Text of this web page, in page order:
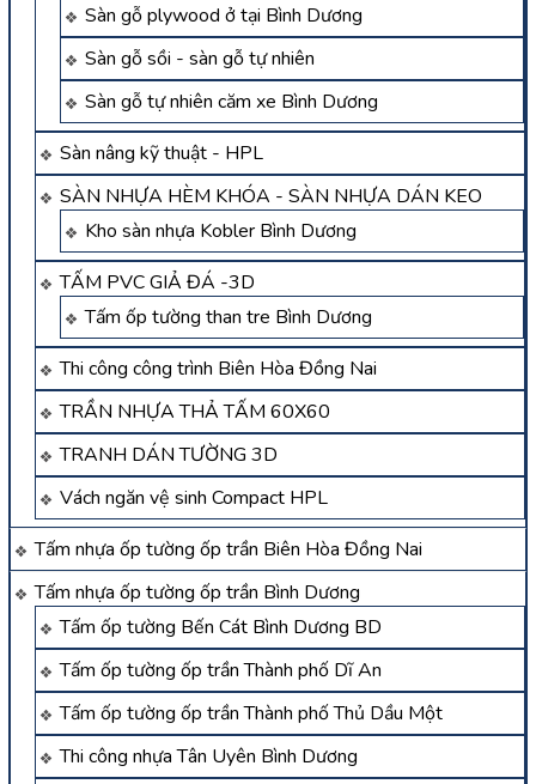
Sàn gỗ plywood ở tại Bình Dương
Sàn gỗ sồi - sàn gỗ tự nhiên
Sàn gỗ tự nhiên căm xe Bình Dương
Sàn nâng kỹ thuật - HPL
SÀN NHỰA HÈM KHÓA - SÀN NHỰA DÁN KEO
Kho sàn nhựa Kobler Bình Dương
TẤM PVC GIẢ ĐÁ -3D
Tấm ốp tường than tre Bình Dương
Thi công công trình Biên Hòa Đồng Nai
TRẦN NHỰA THẢ TẤM 60X60
TRANH DÁN TƯỜNG 3D
Vách ngăn vệ sinh Compact HPL
Tấm nhựa ốp tường ốp trần Biên Hòa Đồng Nai
Tấm nhựa ốp tường ốp trần Bình Dương
Tấm ốp tường Bến Cát Bình Dương BD
Tấm ốp tường ốp trần Thành phố Dĩ An
Tấm ốp tường ốp trần Thành phố Thủ Dầu Một
Thi công nhựa Tân Uyên Bình Dương